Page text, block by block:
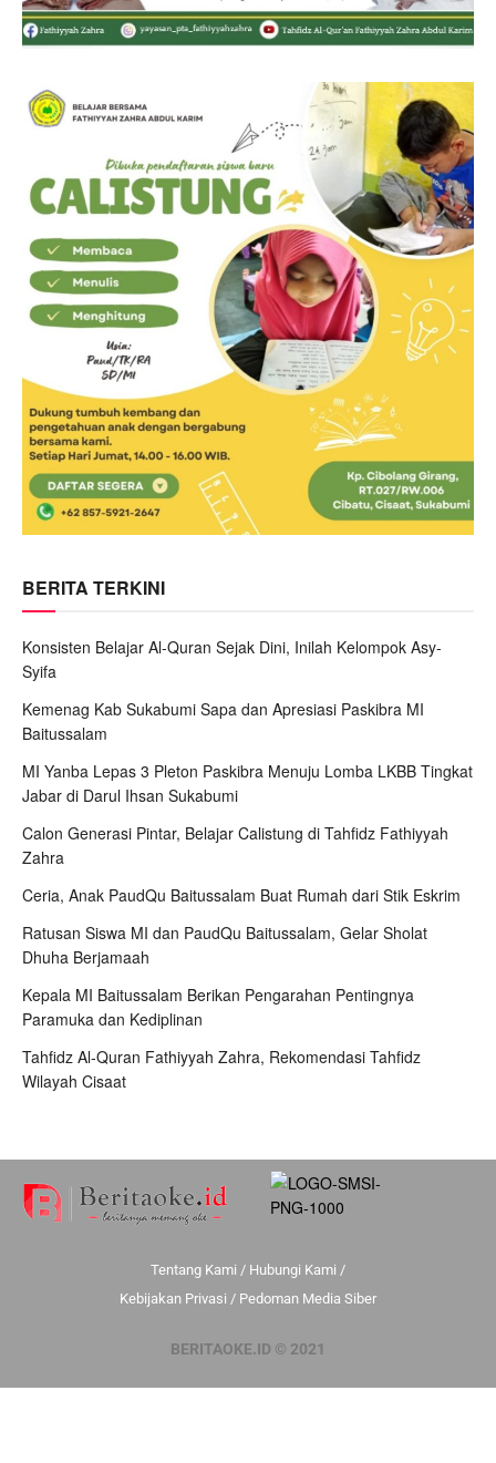
BERITA TERKINI
Konsisten Belajar Al-Quran Sejak Dini, Inilah Kelompok Asy-
Syifa
Kemenag Kab Sukabumi Sapa dan Apresiasi Paskibra MI
Baitussalam
MI Yanba Lepas 3 Pleton Paskibra Menuju Lomba LKBB Tingkat
Jabar di Darul Ihsan Sukabumi
Calon Generasi Pintar, Belajar Calistung di Tahfidz Fathiyyah
Zahra
Ceria, Anak PaudQu Baitussalam Buat Rumah dari Stik Eskrim
Ratusan Siswa MI dan PaudQu Baitussalam, Gelar Sholat
Dhuha Berjamaah
Kepala MI Baitussalam Berikan Pengarahan Pentingnya
Paramuka dan Kediplinan
Tahfidz Al-Quran Fathiyyah Zahra, Rekomendasi Tahfidz
Wilayah Cisaat
Tentang Kami / Hubungi Kami /
Kebijakan Privasi / Pedoman Media Siber
BERITAOKE.ID © 2021